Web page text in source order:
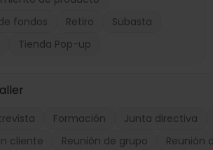
fondos
Retiro
Subasta
Tienda Pop-up
Formación Junta directiva
cliente
Reunión de grupo Reunión